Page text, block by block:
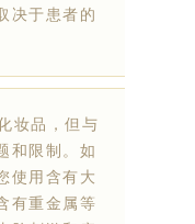
决于患者的
品，但与
和限制。如
使用含有大
有重金属等